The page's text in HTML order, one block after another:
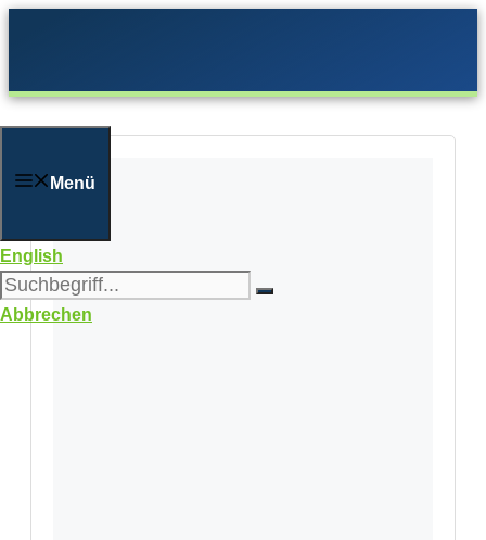
Menü
English
Abbrechen